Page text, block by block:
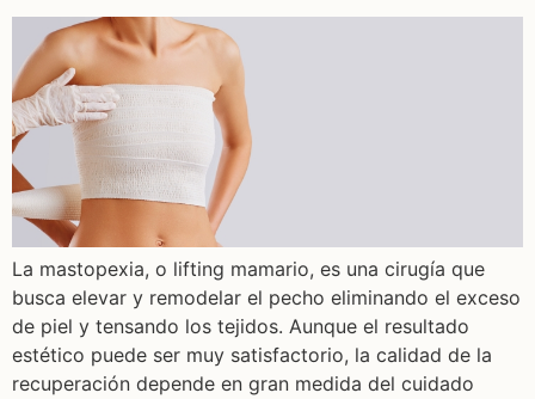
La mastopexia, o lifting mamario, es una cirugía que
busca elevar y remodelar el pecho eliminando el exceso
de piel y tensando los tejidos. Aunque el resultado
estético puede ser muy satisfactorio, la calidad de la
recuperación depende en gran medida del cuidado